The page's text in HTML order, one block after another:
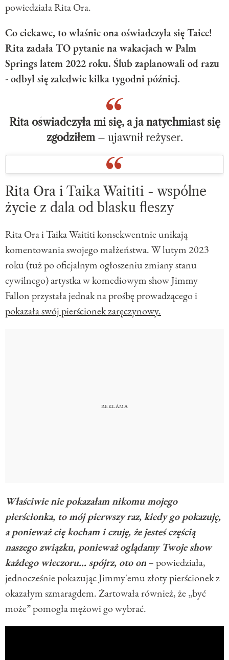
powiedziała Rita Ora.
Co ciekawe, to właśnie ona oświadczyła się Taice!
Rita zadała TO pytanie na wakacjach w Palm
Springs latem 2022 roku. Ślub zaplanowali od razu
- odbył się zaledwie kilka tygodni później.
Rita oświadczyła mi się, a ja natychmiast się
zgodziłem– ujawnił reżyser.
Rita Ora i Taika Waititi - wspólne
życie z dala od blasku fleszy
Rita Ora i Taika Waititi konsekwentnie unikają
komentowania swojego małżeństwa. W lutym 2023
roku (tuż po oficjalnym ogłoszeniu zmiany stanu
cywilnego) artystka w komediowym show Jimmy
Fallon przystała jednak na prośbę prowadzącego i
pokazała swój pierścionek zaręczynowy.
Właściwie nie pokazałam nikomu mojego
pierścionka, to mój pierwszy raz, kiedy go pokazuję,
a ponieważ cię kocham i czuję, że jesteś częścią
naszego związku, ponieważ oglądamy Twoje show
każdego wieczoru... spójrz, oto on– powiedziała,
jednocześnie pokazując Jimmy'emu złoty pierścionek z
okazałym szmaragdem. Żartowała również, że ​​„być
może” pomogła mężowi go wybrać.